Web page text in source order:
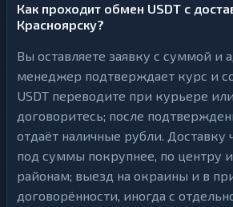
Как проходит обмен USDT с
Красноярску?
Вы оставляете заявку с суммой и
менеджер подтверждает курс и
USDT переводите при курьере
договоритесь; после
отдаёт наличные рубли. Доставку
под суммы покрупнее, по центру
районам; выезд на окраины и в
договорённости, иногда с